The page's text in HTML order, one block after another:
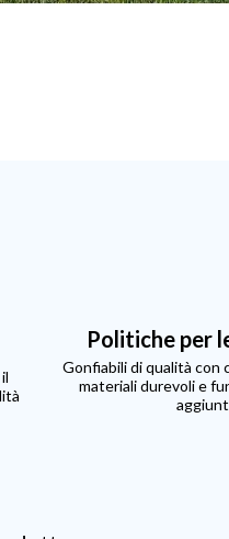
Politiche per
Gonfiabili di qualità con
materiali durevoli e